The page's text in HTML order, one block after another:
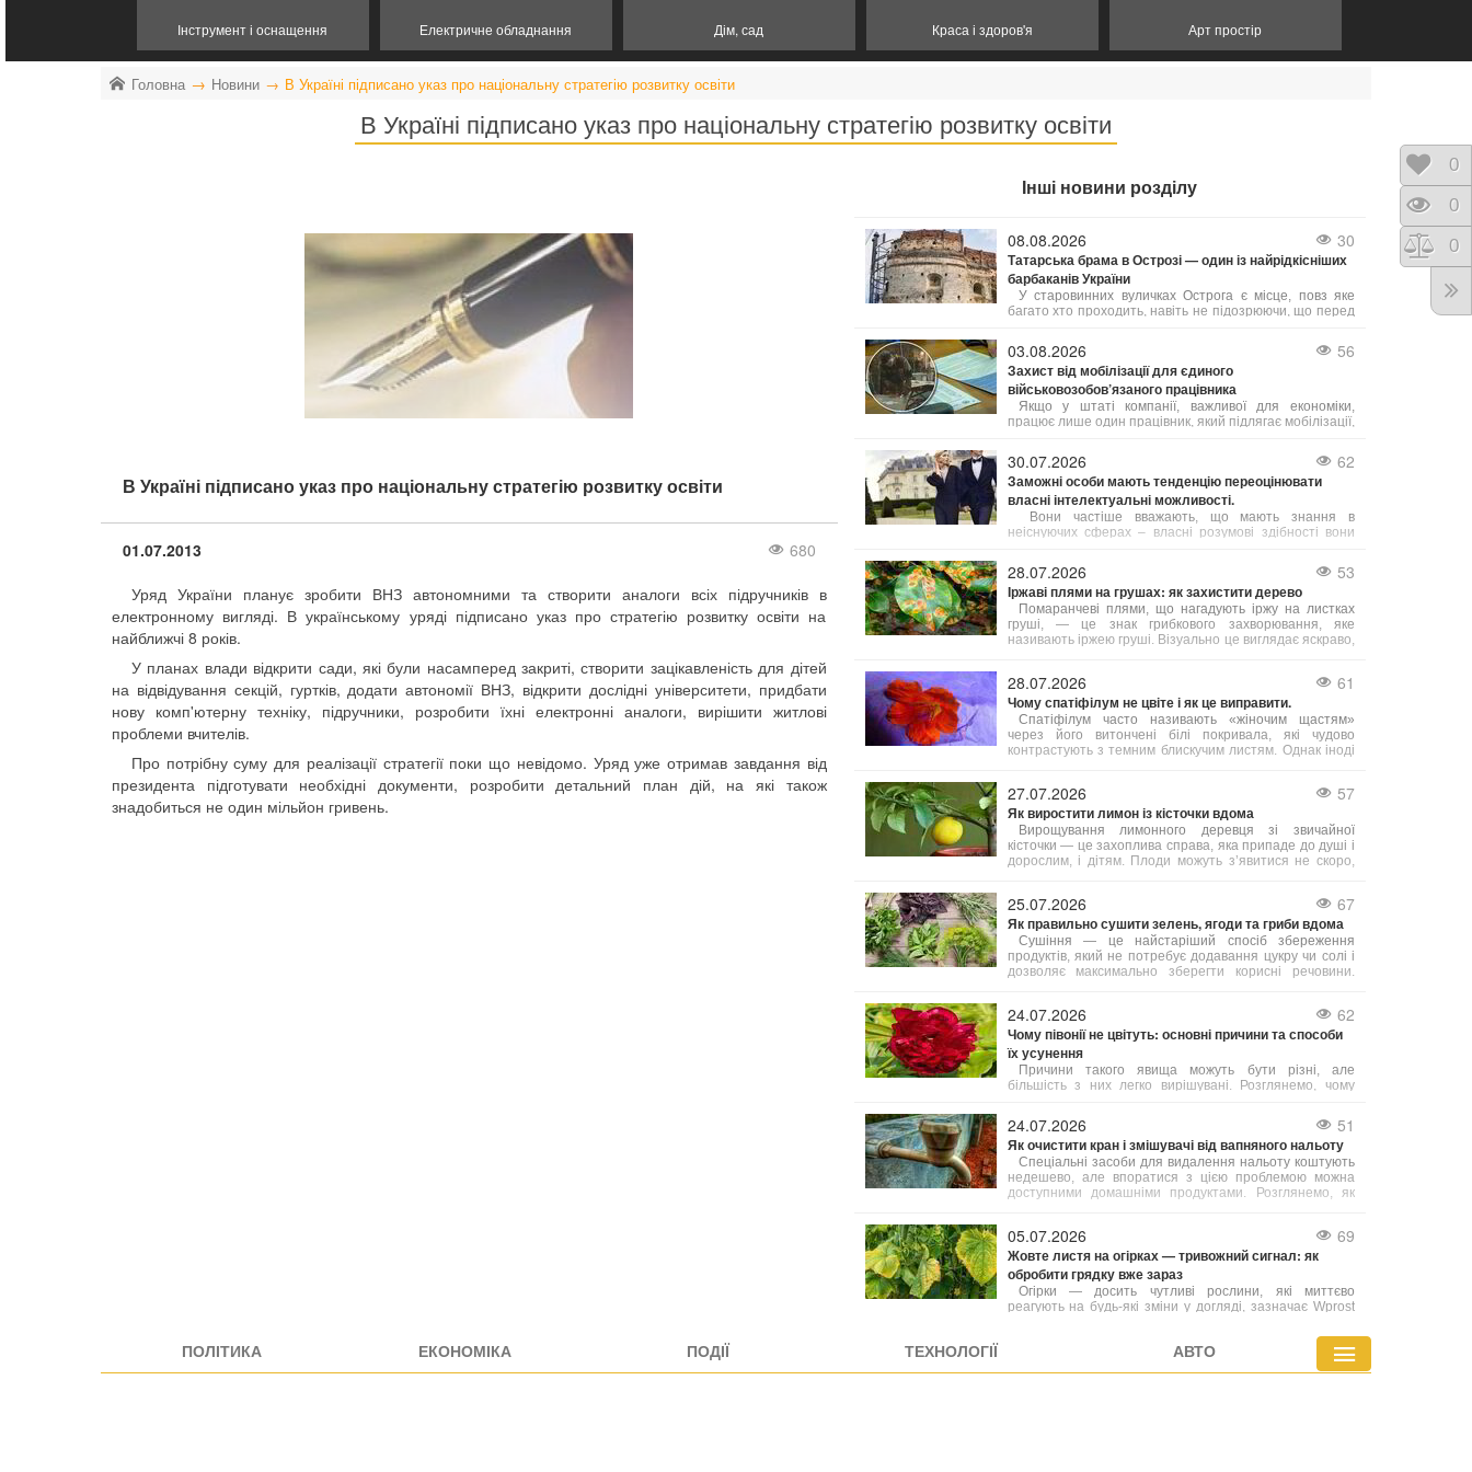
Інструмент і оснащення Електричне обладнання Дім, сад Краса і здоров'я Арт простір
Головна Новини В Україні підписано указ про національну стратегію розвитку освіти
В Україні підписано указ про національну стратегію розвитку освіти
В Україні підписано указ про національну стратегію розвитку освіти
01.07.2013
680
Уряд України планує зробити ВНЗ автономними та створити аналоги всіх підручників в
електронному вигляді. В українському уряді підписано указ про стратегію розвитку освіти на
найближчі 8 років.
У планах влади відкрити сади, які були насамперед закриті, створити зацікавленість для дітей
на відвідування секцій, гуртків, додати автономії ВНЗ, відкрити дослідні університети, придбати
нову комп'ютерну техніку, підручники, розробити їхні електронні аналоги, вирішити житлові
проблеми вчителів.
Про потрібну суму для реалізації стратегії поки що невідомо. Уряд уже отримав завдання від
президента підготувати необхідні документи, розробити детальний план дій, на які також
знадобиться не один мільйон гривень.
Інші новини розділу
08.08.2026 30
Татарська брама в Острозі — один із найрідкісніших
барбаканів України
У старовинних вуличках Острога є місце, повз яке
багато хто проходить, навіть не підозрюючи, що перед
України. Татарська брама — це унікальний барбакан
XVI століття, який століттями захищав місто, а сьогодні
став одним із найцікавіших туристичних об’єктів
Рівненщини.
03.08.2026 56
Захист від мобілізації для єдиного
військовозобов’язаного працівника
Якщо у штаті компанії, важливої для економіки,
працює лише один працівник, який підлягає мобілізації,
на бронювання. В такому випадку підприємство має
законне право оформити відтермінування мобілізації
саме для цього співробітника.
30.07.2026 62
Заможні особи мають тенденцію переоцінювати
власні інтелектуальні можливості.
Вони частіше вважають, що мають знання в
неіснуючих сферах – власні розумові здібності вони
28.07.2026 53
Іржаві плями на грушах: як захистити дерево
Помаранчеві плями, що нагадують іржу на листках
груші, — це знак грибкового захворювання, яке
називають іржею груші. Візуально це виглядає яскраво,
та важче проходить підготовку до зими. Тому дуже
важливо боротися з цією хворобою.
28.07.2026 61
Чому спатіфілум не цвіте і як це виправити.
Спатіфілум часто називають «жіночим щастям»
через його витончені білі покривала, які чудово
контрастують з темним блискучим листям. Однак іноді
Причин відсутності цвітіння декілька, і більшість з них
легко усунути.
27.07.2026 57
Як виростити лимон із кісточки вдома
Вирощування лимонного деревця зі звичайної
кісточки — це захоплива справа, яка припаде до душі і
дорослим, і дітям. Плоди можуть з’явитися не скоро,
підвіконня. Головне — знати кілька корисних порад, з
яких починається успіх.
25.07.2026 67
Як правильно сушити зелень, ягоди та гриби вдома
Сушіння — це найстаріший спосіб збереження
продуктів, який не потребує додавання цукру чи солі і
дозволяє максимально зберегти корисні речовини.
властивості. Розглянемо, як сушити різні продукти
вдома різними методами.
24.07.2026 62
Чому півонії не цвітуть: основні причини та способи
їх усунення
Причини такого явища можуть бути різні, але
більшість з них легко вирішувані. Розглянемо, чому
24.07.2026 51
Як очистити кран і змішувачі від вапняного нальоту
Спеціальні засоби для видалення нальоту коштують
недешево, але впоратися з цією проблемою можна
доступними домашніми продуктами. Розглянемо, як
05.07.2026 69
Жовте листя на огірках — тривожний сигнал: як
обробити грядку вже зараз
Огірки — досить чутливі рослини, які миттєво
реагують на будь-які зміни у догляді, зазначає Wprost
спеки, нерегулярного поливу або неправильного
ПОЛІТИКА ЕКОНОМІКА ПОДІЇ ТЕХНОЛОГІЇ АВТО
0
0
0